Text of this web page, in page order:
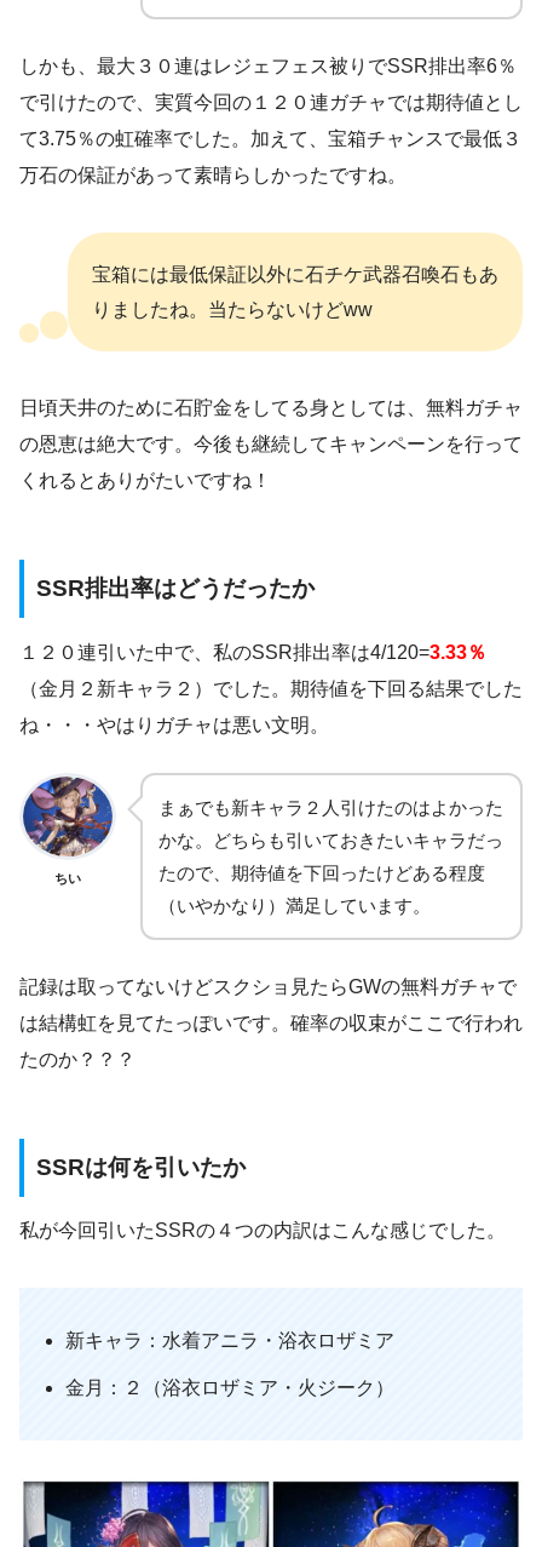
しかも、最大３０連はレジェフェス被りでSSR排出率6％
で引けたので、実質今回の１２０連ガチャでは期待値とし
て3.75％の虹確率でした。加えて、宝箱チャンスで最低３
万石の保証があって素晴らしかったですね。
宝箱には最低保証以外に石チケ武器召喚石もあ
りましたね。当たらないけどww
日頃天井のために石貯金をしてる身としては、無料ガチャ
の恩恵は絶大です。今後も継続してキャンペーンを行って
くれるとありがたいですね！
SSR排出率はどうだったか
１２０連引いた中で、私のSSR排出率は4/120=3.33％
（金月２新キャラ２）でした。期待値を下回る結果でした
ね・・・やはりガチャは悪い文明。
ちい
まぁでも新キャラ２人引けたのはよかった
かな。どちらも引いておきたいキャラだっ
たので、期待値を下回ったけどある程度
（いやかなり）満足しています。
記録は取ってないけどスクショ見たらGWの無料ガチャで
は結構虹を見てたっぽいです。確率の収束がここで行われ
たのか？？？
SSRは何を引いたか
私が今回引いたSSRの４つの内訳はこんな感じでした。
新キャラ：水着アニラ・浴衣ロザミア
金月：２（浴衣ロザミア・火ジーク）